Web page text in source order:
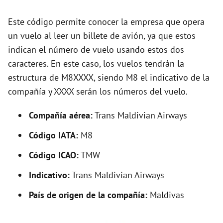
d
e
o
Este código permite conocer la empresa que opera
un vuelo al leer un billete de avión, ya que estos
indican el número de vuelo usando estos dos
caracteres. En este caso, los vuelos tendrán la
estructura de M8XXXX, siendo M8 el indicativo de la
compañía y XXXX serán los números del vuelo.
Compañía aérea:Trans Maldivian Airways
Código IATA: M8
Código ICAO:TMW
Indicativo:Trans Maldivian Airways
País de origen de la compañía: Maldivas